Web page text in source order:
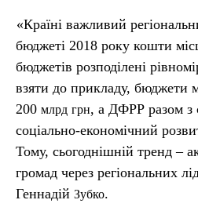
«Країні важливий
бюджеті 2018 року кошти
бюджетів розподілені
взяти до прикладу, бюджети
200 млрд грн, а ДФРР разом з
соціально-економічний
Тому, сьогоднішній тренд –
громад через регіональних
Геннадій Зубко.